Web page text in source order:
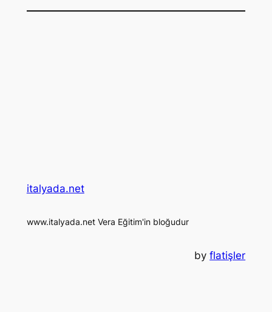
italyada.net
www.italyada.net Vera Eğitim'in bloğudur
byflatişler